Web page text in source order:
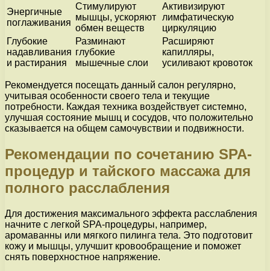
Энергичные
поглаживания
Стимулируют
мышцы, ускоряют
обмен веществ
Активизируют
лимфатическую
циркуляцию
Глубокие
надавливания
и растирания
Разминают
глубокие
мышечные слои
Расширяют
капилляры,
усиливают кровоток
Рекомендуется посещать данный салон регулярно,
учитывая особенности своего тела и текущие
потребности. Каждая техника воздействует системно,
улучшая состояние мышц и сосудов, что положительно
сказывается на общем самочувствии и подвижности.
Рекомендации по сочетанию SPA-
процедур и тайского массажа для
полного расслабления
Для достижения максимального эффекта расслабления
начните с легкой SPA-процедуры, например,
аромаванны или мягкого пилинга тела. Это подготовит
кожу и мышцы, улучшит кровообращение и поможет
снять поверхностное напряжение.